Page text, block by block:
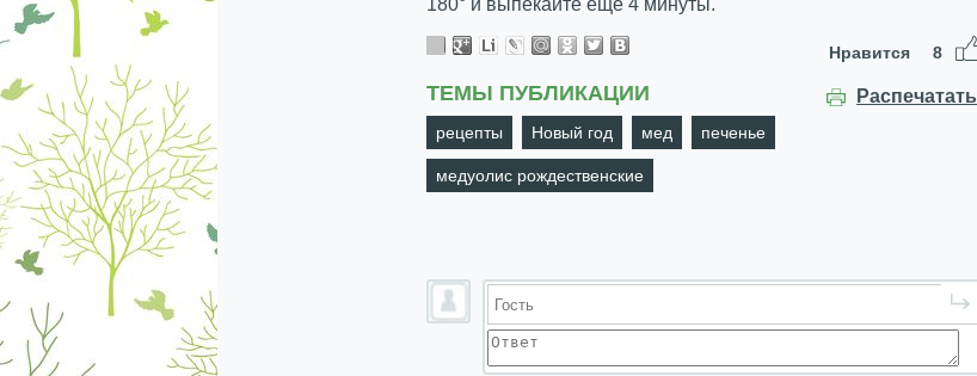
180° и выпекайте еще 4 минуты.
Нравится 8
Распечатать
ТЕМЫ ПУБЛИКАЦИИ
рецепты Новый год мед печенье
медуолис рождественские